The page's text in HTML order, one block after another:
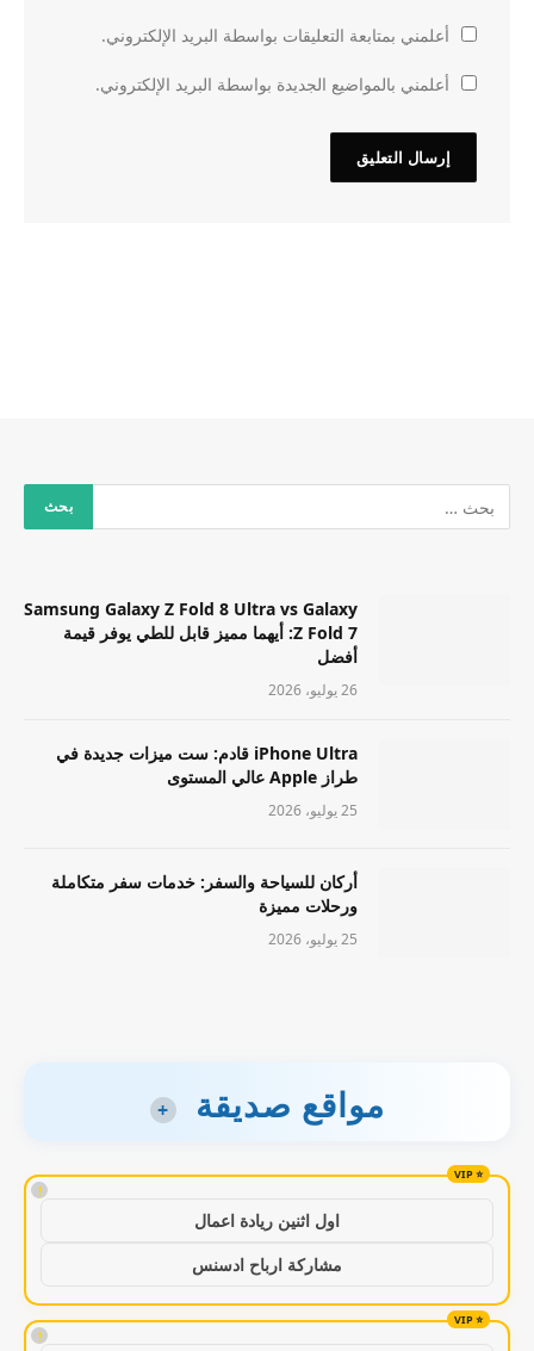
أعلمني بمتابعة التعليقات بواسطة البريد الإلكتروني.
أعلمني بالمواضيع الجديدة بواسطة البريد الإلكتروني.
Samsung Galaxy Z Fold 8 Ultra vs Galaxy
Z Fold 7: أيهما مميز قابل للطي يوفر قيمة
أفضل
26 يوليو، 2026
iPhone Ultra قادم: ست ميزات جديدة في
طراز Apple عالي المستوى
25 يوليو، 2026
أركان للسياحة والسفر: خدمات سفر متكاملة
ورحلات مميزة
25 يوليو، 2026
مواقع صديقة +
!
اول اثنين ريادة اعمال
مشاركة ارباح ادسنس
!